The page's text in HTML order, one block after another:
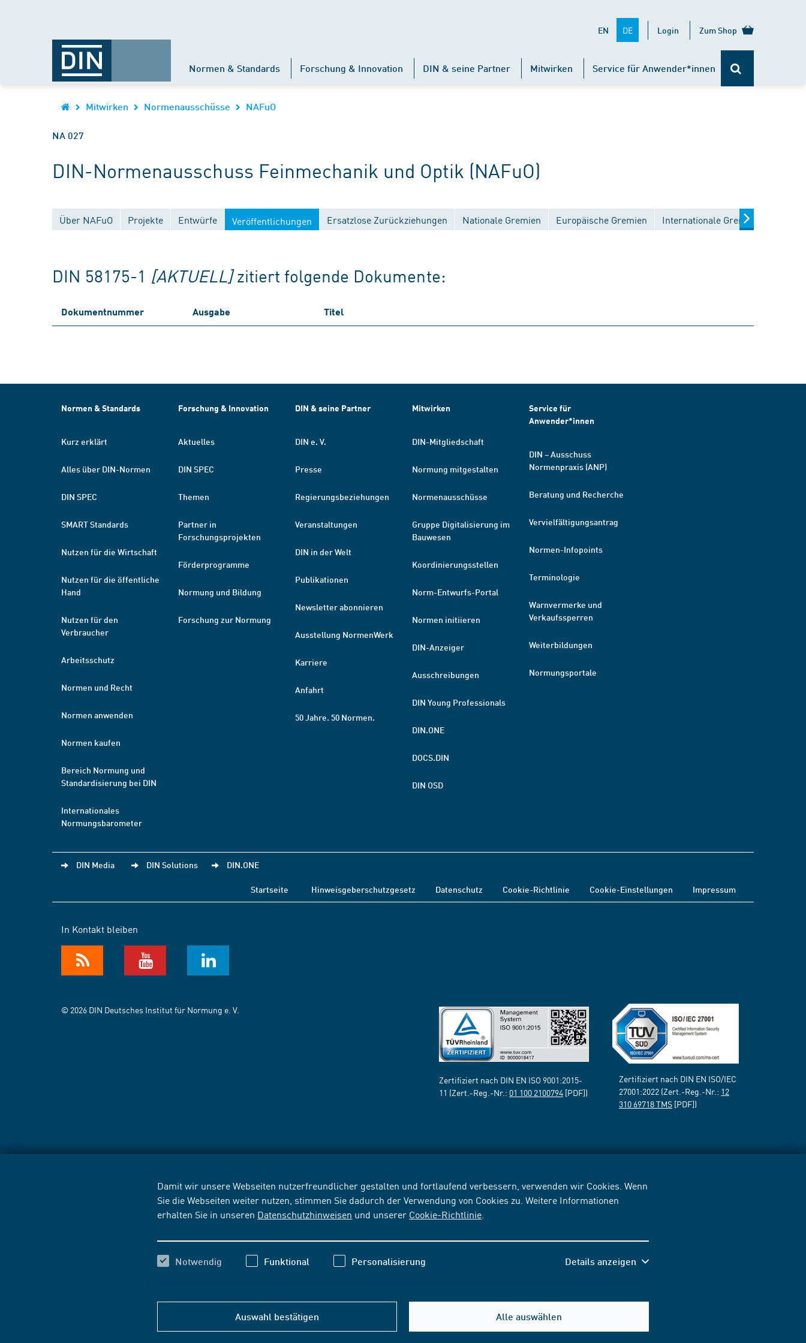
Damit wir unsere Webseiten nutzerfreundlicher gestalten und fortlaufend verbessern, verwenden wir Cookies. Wenn
Sie die Webseiten weiter nutzen, stimmen Sie dadurch der Verwendung von Cookies zu. Weitere Informationen
erhalten Sie in unseren Datenschutzhinweisen und unserer Cookie-Richtlinie
Notwendig Funktional Personalisierung Details anzeigen
Auswahl bestätigen Alle auswählen
EN DE Login Zum Shop
Normen & Standards Forschung & Innovation DIN & seine Partner Mitwirken Service für Anwender*innen
Mitwirken Normenausschüsse NAFuO
NA 027
DIN-Normenausschuss Feinmechanik und Optik (NAFuO)
Über NAFuO Projekte Entwürfe Veröffentlichungen Ersatzlose Zurückziehungen Nationale Gremien Europäische Gremien Internationale Gremien
DIN 58175-1 [AKTUELL] zitiert folgende Dokumente:
Dokumentnummer Ausgabe Titel
Normen & Standards
Kurz erklärt
Alles über DIN-Normen
DIN SPEC
SMART Standards
Nutzen für die Wirtschaft
Nutzen für die öffentliche
Hand
Nutzen für den
Verbraucher
Arbeitsschutz
Normen und Recht
Normen anwenden
Normen kaufen
Bereich Normung und
Standardisierung bei DIN
Internationales
Normungsbarometer
Forschung & Innovation
Aktuelles
DIN SPEC
Themen
Partner in
Forschungsprojekten
Förderprogramme
Normung und Bildung
Forschung zur Normung
DIN & seine Partner
DIN e. V.
Presse
Regierungsbeziehungen
Veranstaltungen
DIN in der Welt
Publikationen
Newsletter abonnieren
Ausstellung NormenWerk
Karriere
Anfahrt
50 Jahre. 50 Normen.
Mitwirken
DIN-Mitgliedschaft
Normung mitgestalten
Normenausschüsse
Gruppe Digitalisierung im
Bauwesen
Koordinierungsstellen
Norm-Entwurfs-Portal
Normen initiieren
DIN-Anzeiger
Ausschreibungen
DIN Young Professionals
DIN.ONE
DOCS.DIN
DIN OSD
Service für
Anwender*innen
DIN – Ausschuss
Normenpraxis (ANP)
Beratung und Recherche
Vervielfältigungsantrag
Normen-Infopoints
Terminologie
Warnvermerke und
Verkaufssperren
Weiterbildungen
Normungsportale
DIN Media DIN Solutions DIN.ONE
Startseite Hinweisgeberschutzgesetz Datenschutz Cookie-Richtlinie Cookie-Einstellungen Impressum
In Kontakt bleiben
© 2026 DIN Deutsches Institut für Normung e. V.
Zertifiziert nach DIN EN ISO 9001:2015-
11 (Zert.-Reg.-Nr.: 01 100 2100794 [PDF])
Zertifiziert nach DIN EN ISO/IEC
27001:2022 (Zert.-Reg.-Nr.: 12
310 69718 TMS [PDF])